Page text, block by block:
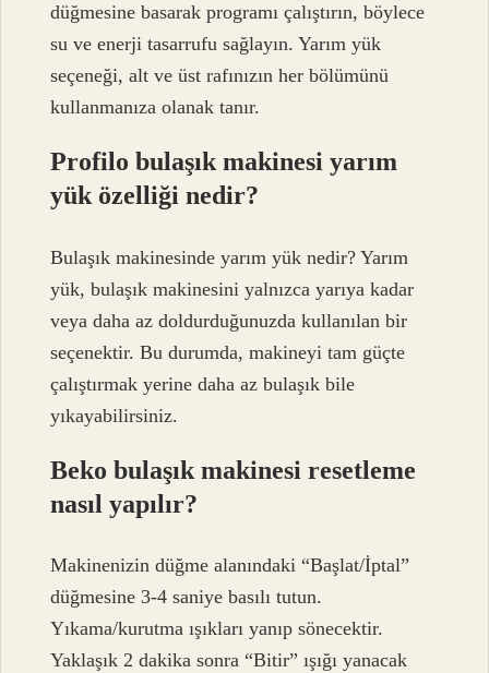
düğmesine basarak programı çalıştırın, böylece
su ve enerji tasarrufu sağlayın. Yarım yük
seçeneği, alt ve üst rafınızın her bölümünü
kullanmanıza olanak tanır.
Profilo bulaşık makinesi yarım
yük özelliği nedir?
Bulaşık makinesinde yarım yük nedir? Yarım
yük, bulaşık makinesini yalnızca yarıya kadar
veya daha az doldurduğunuzda kullanılan bir
seçenektir. Bu durumda, makineyi tam güçte
çalıştırmak yerine daha az bulaşık bile
yıkayabilirsiniz.
Beko bulaşık makinesi resetleme
nasıl yapılır?
Makinenizin düğme alanındaki “Başlat/İptal”
düğmesine 3-4 saniye basılı tutun.
Yıkama/kurutma ışıkları yanıp sönecektir.
Yaklaşık 2 dakika sonra “Bitir” ışığı yanacak